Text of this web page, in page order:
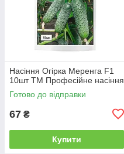
Насіння Огірка Меренга F1
10шт ТМ Професійне насіння
Готово до відправки
67 ₴
Купити